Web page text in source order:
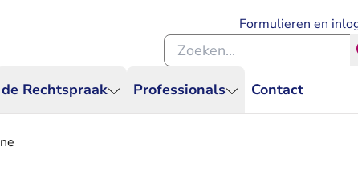
de Rechtspraak Professionals Contact
Formulieren en
Zoeken binnen de Rechtspraak